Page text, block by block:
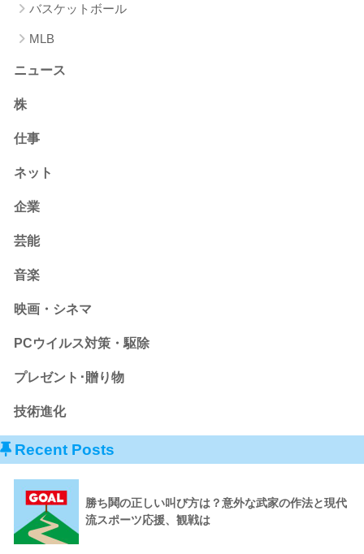
バスケットボール
MLB
ニュース
株
仕事
ネット
企業
芸能
音楽
映画・シネマ
PCウイルス対策・駆除
プレゼント･贈り物
技術進化
Recent Posts
勝ち鬨の正しい叫び方は？意外な武家の作法と現代
流スポーツ応援、観戦は